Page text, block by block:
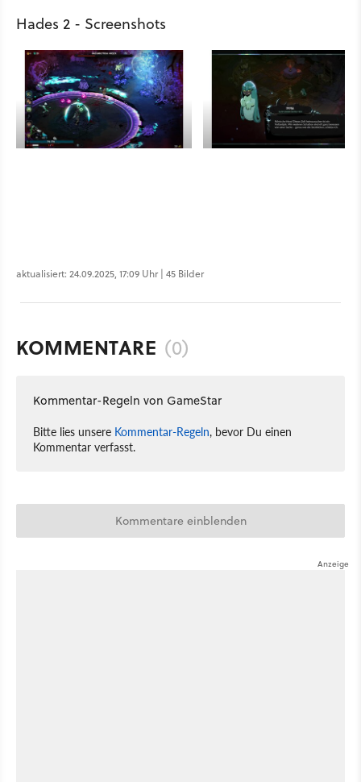
Hades 2 - Screenshots
aktualisiert: 24.09.2025, 17:09 Uhr | 45 Bilder
KOMMENTARE (0)
Kommentar-Regeln von GameStar
Bitte lies unsere Kommentar-Regeln, bevor Du einen
Kommentar verfasst.
Kommentare einblenden